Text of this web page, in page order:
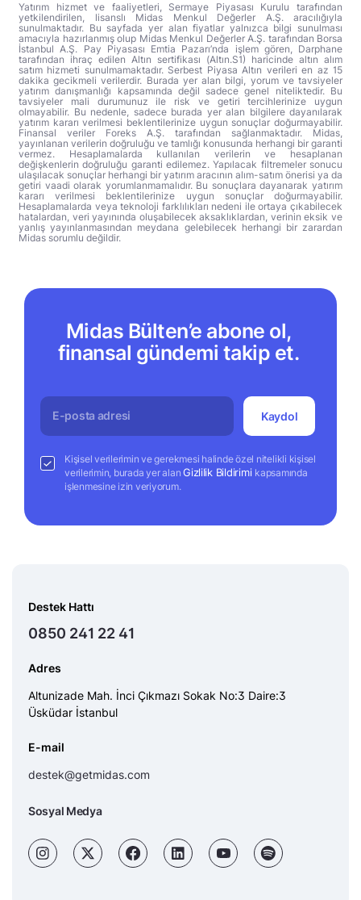
Yatırım hizmet ve faaliyetleri, Sermaye Piyasası Kurulu tarafından
yetkilendirilen, lisanslı Midas Menkul Değerler A.Ş. aracılığıyla
sunulmaktadır. Bu sayfada yer alan fiyatlar yalnızca bilgi sunulması
amacıyla hazırlanmış olup Midas Menkul Değerler A.Ş. tarafından Borsa
İstanbul A.Ş. Pay Piyasası Emtia Pazarı’nda işlem gören, Darphane
tarafından ihraç edilen Altın sertifikası (Altın.S1) haricinde altın alım
satım hizmeti sunulmamaktadır. Serbest Piyasa Altın verileri en az 15
dakika gecikmeli verilerdir. Burada yer alan bilgi, yorum ve tavsiyeler
yatırım danışmanlığı kapsamında değil sadece genel niteliktedir. Bu
tavsiyeler mali durumunuz ile risk ve getiri tercihlerinize uygun
olmayabilir. Bu nedenle, sadece burada yer alan bilgilere dayanılarak
yatırım kararı verilmesi beklentilerinize uygun sonuçlar doğurmayabilir.
Finansal veriler Foreks A.Ş. tarafından sağlanmaktadır. Midas,
yayınlanan verilerin doğruluğu ve tamlığı konusunda herhangi bir garanti
vermez. Hesaplamalarda kullanılan verilerin ve hesaplanan
değişkenlerin doğruluğu garanti edilemez. Yapılacak filtremeler sonucu
ulaşılacak sonuçlar herhangi bir yatırım aracının alım-satım önerisi ya da
getiri vaadi olarak yorumlanmamalıdır. Bu sonuçlara dayanarak yatırım
kararı verilmesi beklentilerinize uygun sonuçlar doğurmayabilir.
Hesaplamalarda veya teknoloji farklılıkları nedeni ile ortaya çıkabilecek
hatalardan, veri yayınında oluşabilecek aksaklıklardan, verinin eksik ve
yanlış yayınlanmasından meydana gelebilecek herhangi bir zarardan
Midas sorumlu değildir.
Midas Bülten’e abone ol,
finansal gündemi takip et.
Kaydol
Kişisel verilerimin ve gerekmesi halinde özel nitelikli kişisel
verilerimin, burada yer alanGizlilik Bildirimi kapsamında
işlenmesine izin veriyorum.
Destek Hattı
0850 241 22 41
Adres
Altunizade Mah. İnci Çıkmazı Sokak No:3 Daire:3
Üsküdar İstanbul
E-mail
destek@getmidas.com
Sosyal Medya